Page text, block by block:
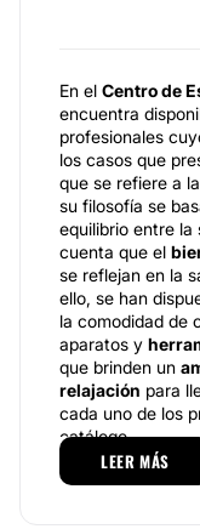
En el Centro de
encuentra
profesionales
los casos que
que se refiere a la
su filosofía se
equilibrio entre la
cuenta que el
se reflejan en la
ello, se han
la comodidad de
aparatos y
que brinden un
relajación para
cada uno de los
catálogo.
Especialidades
LEER MÁS